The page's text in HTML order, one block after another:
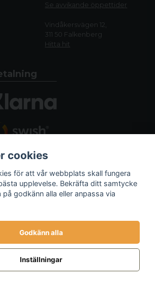
Se avvikande öppettider
Vindåkersvägen 12,
311 50 Falkenberg
Hitta hit
cookies
för att vår webbplats skall fungera
upplevelse. Bekräfta ditt samtycke
godkänn alla eller anpassa via
Godkänn alla
Inställningar